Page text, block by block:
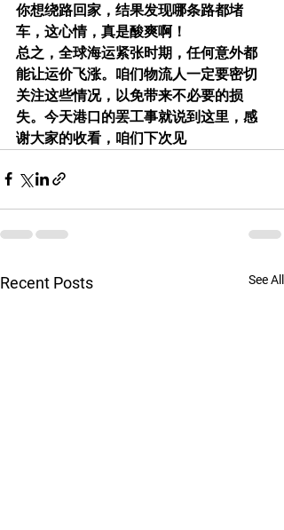
你想绕路回家，结果发现哪条路都堵
车，这心情，真是酸爽啊！
总之，全球海运紧张时期，任何意外都
能让运价飞涨。咱们物流人一定要密切
关注这些情况，以免带来不必要的损
失。今天港口的罢工事就说到这里，感
谢大家的收看，咱们下次见
Recent Posts See All